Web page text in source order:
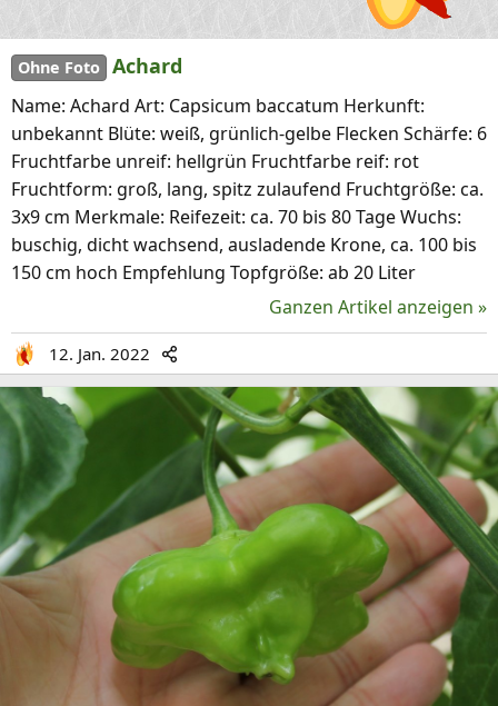
Ohne Foto Achard
Name: Achard Art: Capsicum baccatum Herkunft:
unbekannt Blüte: weiß, grünlich-gelbe Flecken Schärfe: 6
Fruchtfarbe unreif: hellgrün Fruchtfarbe reif: rot
Fruchtform: groß, lang, spitz zulaufend Fruchtgröße: ca.
3x9 cm Merkmale: Reifezeit: ca. 70 bis 80 Tage Wuchs:
buschig, dicht wachsend, ausladende Krone, ca. 100 bis
150 cm hoch Empfehlung Topfgröße: ab 20 Liter
Ganzen Artikel anzeigen »
12. Jan. 2022